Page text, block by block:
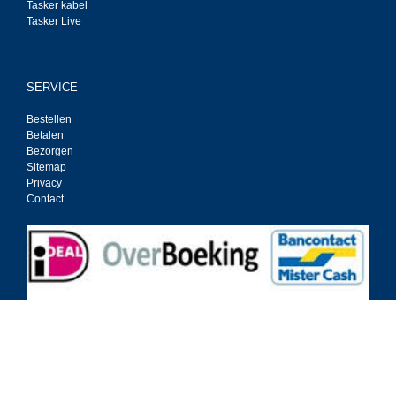
Tasker kabel
Tasker Live
SERVICE
Bestellen
Betalen
Bezorgen
Sitemap
Privacy
Contact